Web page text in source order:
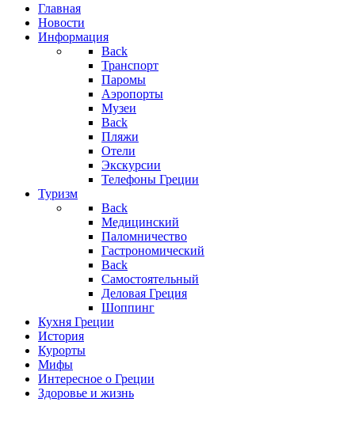
Главная
Новости
Информация
Back
Транспорт
Паромы
Аэропорты
Музеи
Back
Пляжи
Отели
Экскурсии
Телефоны Греции
Туризм
Back
Медицинский
Паломничество
Гастрономический
Back
Самостоятельный
Деловая Греция
Шоппинг
Кухня Греции
История
Курорты
Мифы
Интересное о Греции
Здоровье и жизнь